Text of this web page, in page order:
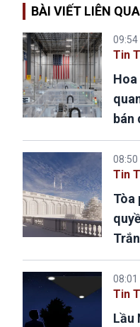
BÀI VIẾT LIÊN
Tin
Hoa
bán
Tin
Tòa
Tin
Lầu